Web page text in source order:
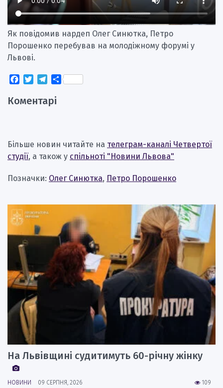
Як повідомив нардеп Олег Синютка, Петро
Порошенко перебував на молодіжному форумі у
Львові.
Facebook
TwitterTelegram
Поділитися
Коментарі
Більше новин читайте на телеграм-каналі Четвертої
студії, а також у спільноті "Новини Львова"
Позначки: Олег Синютка, Петро Порошенко
На Львівщині судитимуть 60-річну жінку
109
НОВИНИ 09 СЕРПНЯ, 2026